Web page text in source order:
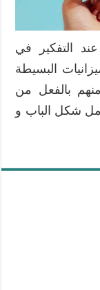
التفكير في
البسيطة
بالفعل من
شكل الباب و